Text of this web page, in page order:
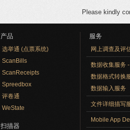
Please kindly
产品
选举通 (点票系统)
ScanBills
ScanReceipts
Spreedbox
评卷通
WeState
扫描器
服务
网上调查及评
数据收集服务
数据格式转换
数据输入服务
文件详细描写
Mobile App